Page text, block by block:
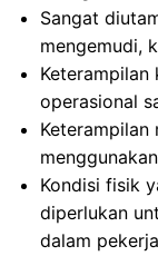
Sangat
mengemudi,
operasional
Keterampilan
Kondisi fisik
diperlukan
dalam